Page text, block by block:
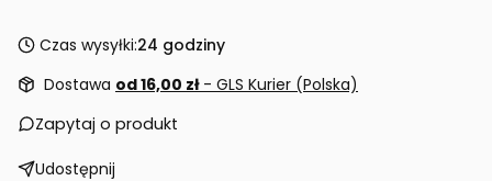
Czas wysyłki:24 godziny
Dostawa od 16,00 zł - GLS Kurier (Polska)
Zapytaj o produkt
Udostępnij